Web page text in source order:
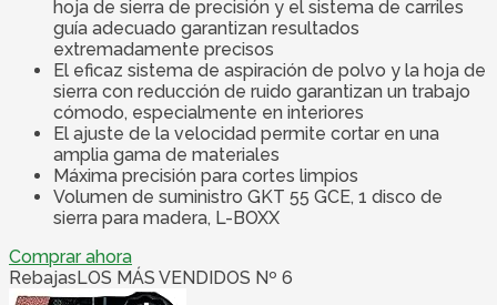
hoja de sierra de precisión y el sistema de carriles
guía adecuado garantizan resultados
extremadamente precisos
El eficaz sistema de aspiración de polvo y la hoja de
sierra con reducción de ruido garantizan un trabajo
cómodo, especialmente en interiores
El ajuste de la velocidad permite cortar en una
amplia gama de materiales
Máxima precisión para cortes limpios
Volumen de suministro GKT 55 GCE, 1 disco de
sierra para madera, L-BOXX
Comprar ahora
RebajasLOS MÁS VENDIDOS Nº 6